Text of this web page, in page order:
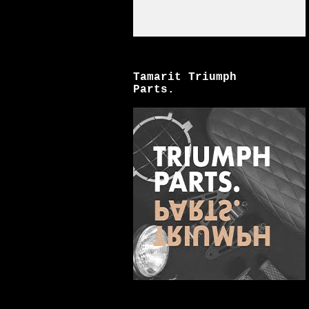
Tamarit Triumph
Parts.